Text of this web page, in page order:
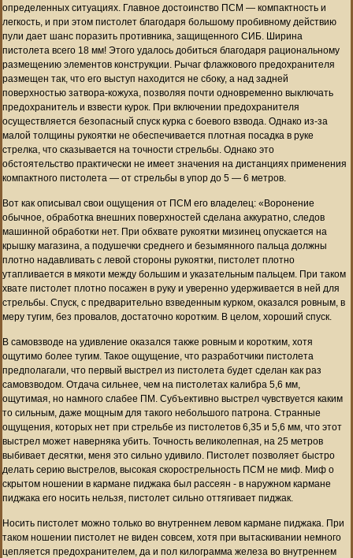
определенных ситуациях. Главное достоинство ПСМ — компактность и
легкость, и при этом пистолет благодаря большому пробивному действию
пули дает шанс поразить противника, защищенного СИБ. Ширина
пистолета всего 18 мм! Этого удалось добиться благодаря рациональному
размещению элементов конструкции. Рычаг флажкового предохранителя
размещен так, что его выступ находится не сбоку, а над задней
поверхностью затвора-кожуха, позволяя почти одновременно выключать
предохранитель и взвести курок. При включении предохранителя
осуществляется безопасный спуск курка с боевого взвода. Однако из-за
малой толщины рукоятки не обеспечивается плотная посадка в руке
стрелка, что сказывается на точности стрельбы. Однако это
обстоятельство практически не имеет значения на дистанциях применения
компактного пистолета — от стрельбы в упор до 5 — 6 метров.
Вот как описывал свои ощущения от ПСМ его владелец: «Воронение
обычное, обработка внешних поверхностей сделана аккуратно, следов
машинной обработки нет. При обхвате рукоятки мизинец опускается на
крышку магазина, а подушечки среднего и безымянного пальца должны
плотно надавливать с левой стороны рукоятки, пистолет плотно
утапливается в мякоти между большим и указательным пальцем. При таком
хвате пистолет плотно посажен в руку и уверенно удерживается в ней для
стрельбы. Спуск, с предварительно взведенным курком, оказался ровным, в
меру тугим, без провалов, достаточно коротким. В целом, хороший спуск.
В самовзводе на удивление оказался также ровным и коротким, хотя
ощутимо более тугим. Такое ощущение, что разработчики пистолета
предполагали, что первый выстрел из пистолета будет сделан как раз
самовзводом. Отдача сильнее, чем на пистолетах калибра 5,6 мм,
ощутимая, но намного слабее ПМ. Субъективно выстрел чувствуется каким
то сильным, даже мощным для такого небольшого патрона. Странные
ощущения, которых нет при стрельбе из пистолетов 6,35 и 5,6 мм, что этот
выстрел может наверняка убить. Точность великолепная, на 25 метров
выбивает десятки, меня это сильно удивило. Пистолет позволяет быстро
делать серию выстрелов, высокая скорострельность ПСМ не миф. Миф о
скрытом ношении в кармане пиджака был рассеян - в наружном кармане
пиджака его носить нельзя, пистолет сильно оттягивает пиджак.
Носить пистолет можно только во внутреннем левом кармане пиджака. При
таком ношении пистолет не виден совсем, хотя при вытаскивании немного
цепляется предохранителем, да и пол килограмма железа во внутреннем